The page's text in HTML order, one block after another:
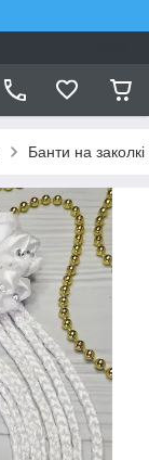
Банти на заколкі